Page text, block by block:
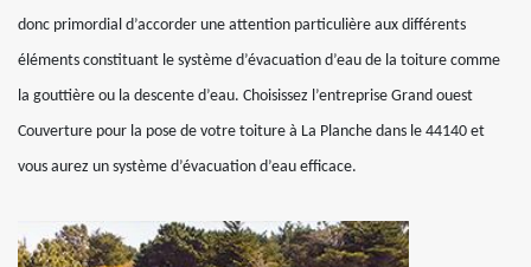
donc primordial d’accorder une attention particulière aux différents
éléments constituant le système d’évacuation d’eau de la toiture comme
la gouttière ou la descente d’eau. Choisissez l’entreprise Grand ouest
Couverture pour la pose de votre toiture à La Planche dans le 44140 et
vous aurez un système d’évacuation d’eau efficace.